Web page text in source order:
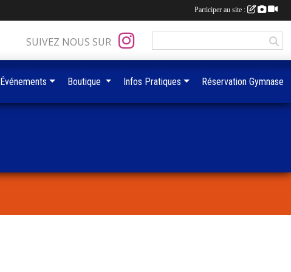
SUIVEZ NOUS SUR
Événements Boutique Infos Pratiques Réservation Gymnase
Participer au site :